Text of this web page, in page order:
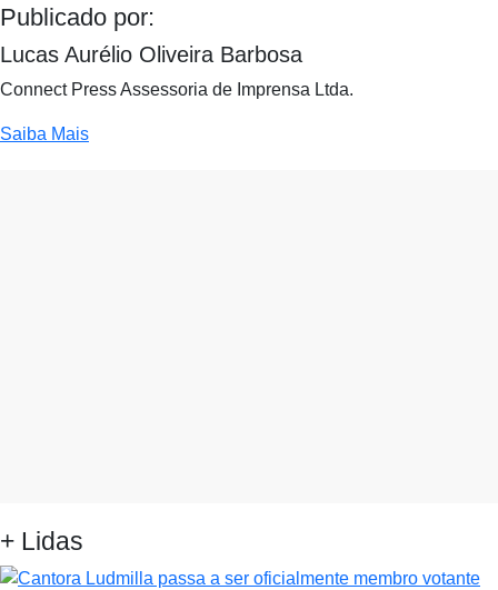
Publicado por:
Lucas Aurélio Oliveira Barbosa
Connect Press Assessoria de Imprensa Ltda.
Saiba Mais
+ Lidas